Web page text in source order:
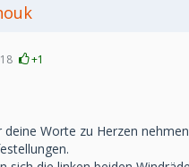
+1
deine Worte zu Herzen